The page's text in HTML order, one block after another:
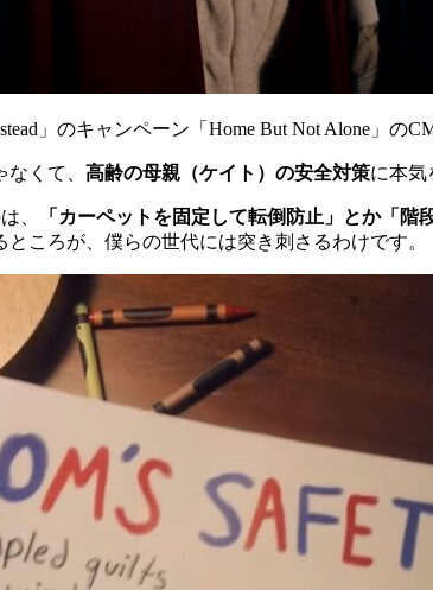
」のキャンペーン「Home But Not Alone」の
くて、 高齢の母親（ケイト）の安全対策に本気
、 「カーペットを固定して転倒防止」とか「階
ところが、僕らの世代には突き刺さるわけです。